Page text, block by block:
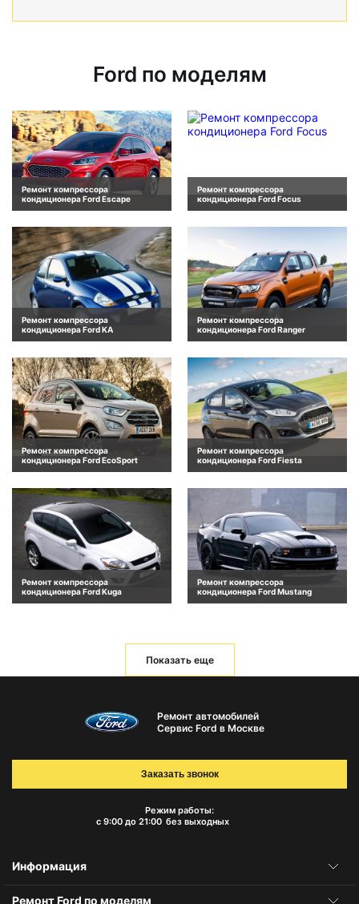
Ford по моделям
Ремонт компрессора
кондиционера Ford Escape
Ремонт компрессора
кондиционера Ford Focus
Ремонт компрессора
кондиционера Ford KA
Ремонт компрессора
кондиционера Ford Ranger
Ремонт компрессора
кондиционера Ford EcoSport
Ремонт компрессора
кондиционера Ford Fiesta
Ремонт компрессора
кондиционера Ford Kuga
Ремонт компрессора
кондиционера Ford Mustang
Показать еще
Ремонт автомобилей
Сервис Ford в Москве
Режим работы:
с 9:00 до 21:00 без выходных
Заказать звонок
Информация
Ремонт Ford по моделям